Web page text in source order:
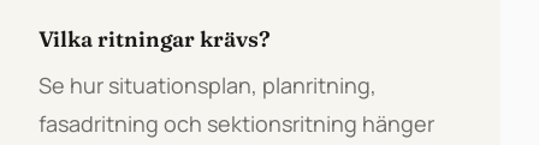
Vilka ritningar krävs?
Se hur situationsplan, planritning,
fasadritning och sektionsritning hänger